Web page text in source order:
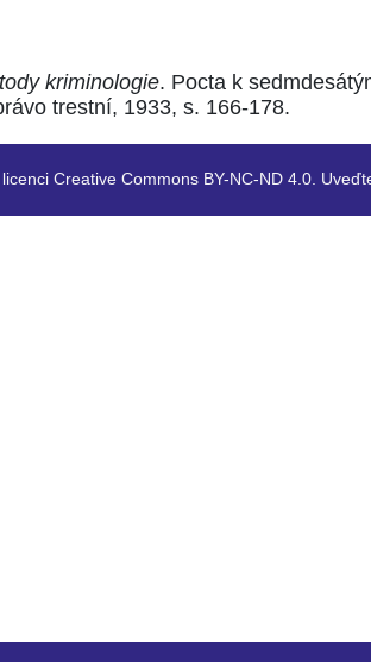
kriminologie. Pocta k
trestní, 1933, s. 166-178.
Creative Commons BY-NC-ND 4.0.